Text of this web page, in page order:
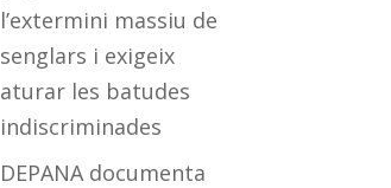
l’extermini massiu de
senglars i exigeix
aturar les batudes
indiscriminades
DEPANA documenta